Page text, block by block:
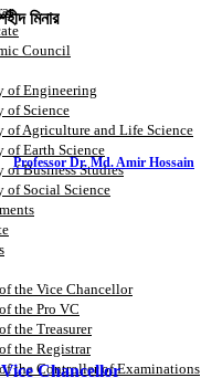
Council
of Engineering
of Science
of Agriculture and Life Science
of Earth Science
of Business Studies
of Social Science
the Vice Chancellor
the Pro VC
the Treasurer
the Registrar
the Controller of Examinations
মিনার
Professor Dr. Md. Amir Hossain
Chancellor